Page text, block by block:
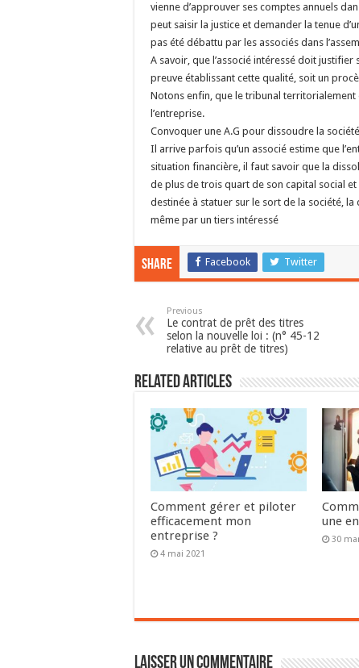
vienne d’approuver ses comptes annuels
peut saisir la justice et demander la tenue
pas été débattu par les associés dans
A savoir, que l’associé intéressé doit
preuve établissant cette qualité, soit un
Notons enfin, que le tribunal
l’entreprise.
Convoquer une A.G pour dissoudre la société
Il arrive parfois qu’un associé estime que
situation financière, il faut savoir que la
de plus de trois quart de son capital social
destinée à statuer sur le sort de la société,
même par un tiers intéressé
Share Facebook Twitter
Previous
Le contrat de prêt des titres
selon la nouvelle loi : (n° 45-12
relative au prêt de titres)
Related Articles
Comment gérer et piloter
efficacement mon
entreprise ?
4 mai 2021
une
30
Laisser un commentaire